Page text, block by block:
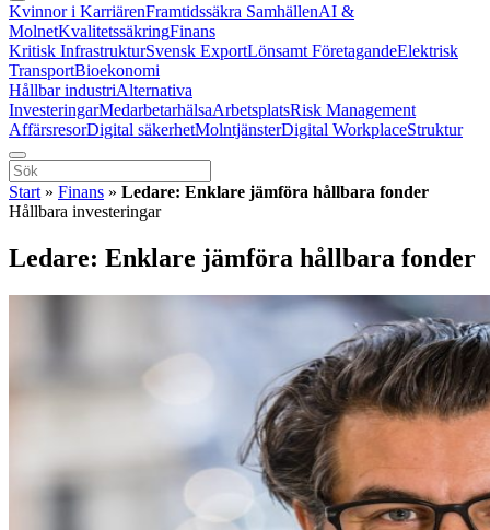
Kvinnor i KarriärenFramtidssäkra SamhällenAI &
MolnetKvalitetssäkringFinans
Kritisk InfrastrukturSvensk ExportLönsamt FöretagandeElektrisk
TransportBioekonomi
Hållbar industriAlternativa
InvesteringarMedarbetarhälsaArbetsplatsRisk Management
AffärsresorDigital säkerhetMolntjänsterDigital WorkplaceStruktur
Start » Finans » Ledare: Enklare jämföra hållbara fonder
Hållbara investeringar
Ledare: Enklare jämföra hållbara fonder